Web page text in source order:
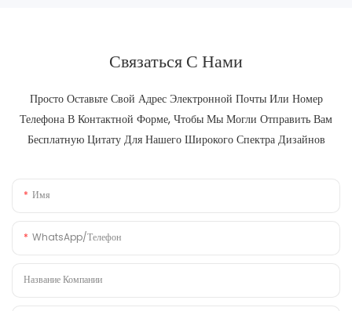
Связаться С Нами
Просто Оставьте Свой Адрес Электронной Почты Или Номер
Телефона В Контактной Форме, Чтобы Мы Могли Отправить Вам
Бесплатную Цитату Для Нашего Широкого Спектра Дизайнов
Имя
WhatsApp/телефон
Название Компании